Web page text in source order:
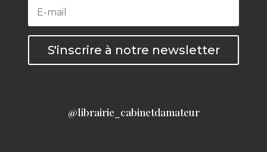
S'inscrire à notre newsletter
@librairie_cabinetdamateur